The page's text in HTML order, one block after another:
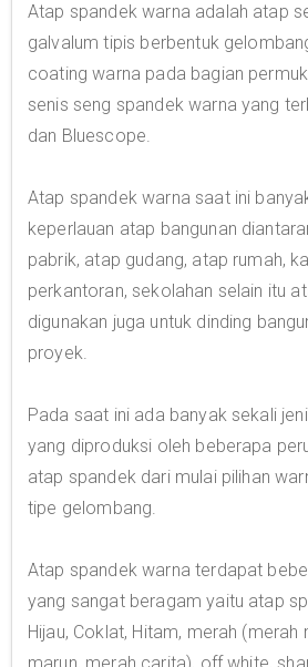
Atap spandek warna adalah atap
galvalum tipis berbentuk
coating warna pada bagian
senis seng spandek warna yang
dan Bluescope.
Atap spandek warna saat ini
keperlauan atap bangunan
pabrik, atap gudang, atap rumah,
perkantoran, sekolahan selain itu
digunakan juga untuk dinding
proyek.
Pada saat ini ada banyak sekali
yang diproduksi oleh beberapa
atap spandek dari mulai pilihan
tipe gelombang.
Atap spandek warna terdapat
yang sangat beragam yaitu atap
Hijau, Coklat, Hitam, merah (merah